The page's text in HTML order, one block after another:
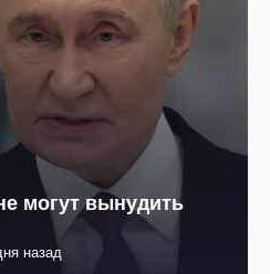
могут вынудить
назад